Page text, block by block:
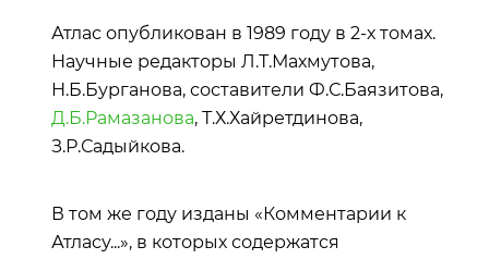
Атлас опубликован в 1989 году в 2-х томах.
Научные редакторы Л.Т.Махмутова,
Н.Б.Бурганова, составители Ф.С.Баязитова,
Д.Б.Рамазанова, Т.Х.Хайретдинова,
З.Р.Садыйкова.
В том же году изданы «Комментарии к
Атласу...», в которых содержатся